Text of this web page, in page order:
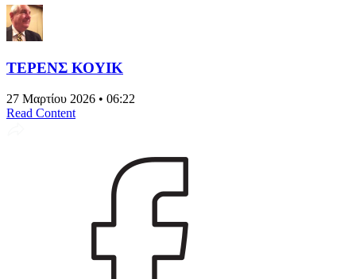
ΤΕΡΕΝΣ ΚΟΥΙΚ
27 Μαρτίου 2026 • 06:22
Read Content